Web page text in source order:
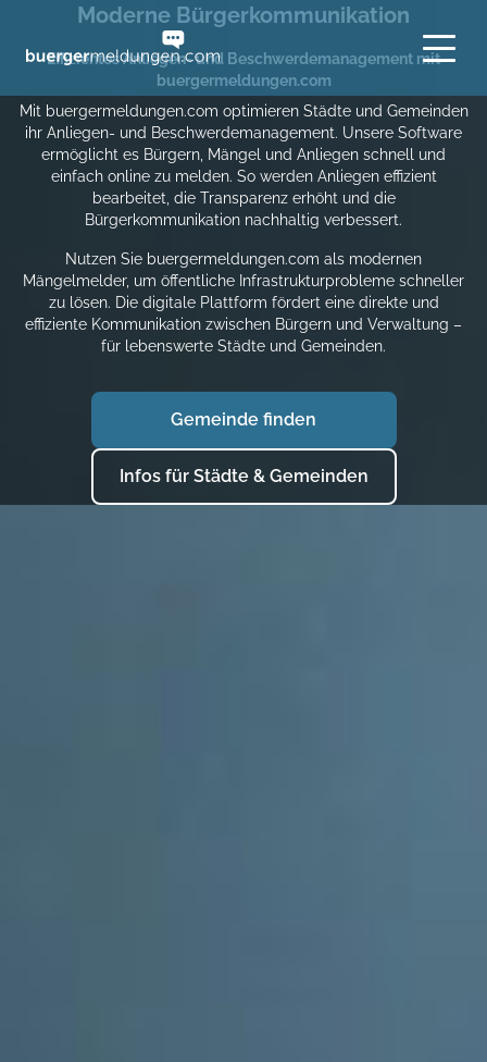
www.buergermeldungen.com
Moderne Bürgerkommunikation
Effizientes Anliegen- und Beschwerdemanagement mit
buergermeldungen.com
Mit buergermeldungen.com optimieren Städte und Gemeinden
ihr Anliegen- und Beschwerdemanagement. Unsere Software
ermöglicht es Bürgern, Mängel und Anliegen schnell und
einfach online zu melden. So werden Anliegen effizient
bearbeitet, die Transparenz erhöht und die
Bürgerkommunikation nachhaltig verbessert.
Nutzen Sie buergermeldungen.com als modernen
Mängelmelder, um öffentliche Infrastrukturprobleme schneller
zu lösen. Die digitale Plattform fördert eine direkte und
effiziente Kommunikation zwischen Bürgern und Verwaltung –
für lebenswerte Städte und Gemeinden.
Gemeinde finden
Infos für Städte & Gemeinden